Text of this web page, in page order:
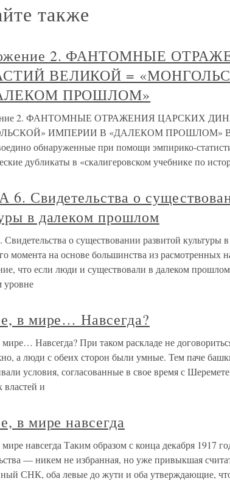
также
2. ФАНТОМНЫЕ
ВЕЛИКОЙ =
ПРОШЛОМ»
2. ФАНТОМНЫЕ ОТРАЖЕНИЯ ЦАРСКИХ
ИМПЕРИИ В «ДАЛЕКОМ ПРОШЛОМ» В
обнаруженные при помощи эмпирико-
дубликаты в «скалигеровском учебнике по
6. Свидетельства о
в далеком прошлом
о существовании развитой культуры
момента на основе большинства из расмотренных
что если люди и существовали в далеком
уровне
в мире… Навсегда?
Навсегда? При таком раскладе не
а люди с обеих сторон были умные. Тем паче
условия, согласованные в свое время с
властей и
в мире навсегда
навсегда Таким образом с конца декабря 1917
— никем не избранная, но уже привыкшая
СНК, оба левые до жути и оба утверждающие,